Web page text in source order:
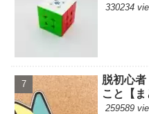
330234
脱初心
こと【ま
259589